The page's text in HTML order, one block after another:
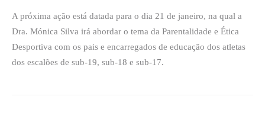
A próxima ação está datada para o dia 21 de janeiro, na qual a
Dra. Mónica Silva irá abordar o tema da Parentalidade e Ética
Desportiva com os pais e encarregados de educação dos atletas
dos escalões de sub-19, sub-18 e sub-17.